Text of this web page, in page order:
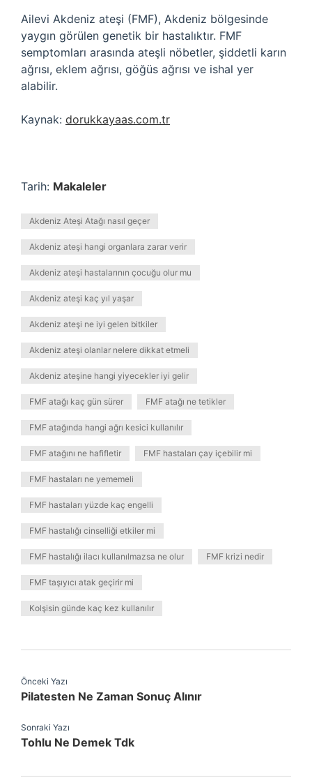
Ailevi Akdeniz ateşi (FMF), Akdeniz bölgesinde
yaygın görülen genetik bir hastalıktır. FMF
semptomları arasında ateşli nöbetler, şiddetli karın
ağrısı, eklem ağrısı, göğüs ağrısı ve ishal yer
alabilir.
Kaynak: dorukkayaas.com.tr
Tarih: Makaleler
Akdeniz Ateşi Atağı nasıl geçer
Akdeniz ateşi hangi organlara zarar verir
Akdeniz ateşi hastalarının çocuğu olur mu
Akdeniz ateşi kaç yıl yaşar
Akdeniz ateşi ne iyi gelen bitkiler
Akdeniz ateşi olanlar nelere dikkat etmeli
Akdeniz ateşine hangi yiyecekler iyi gelir
FMF atağı kaç gün sürer FMF atağı ne tetikler
FMF atağında hangi ağrı kesici kullanılır
FMF atağını ne hafifletir FMF hastaları çay içebilir mi
FMF hastaları ne yememeli
FMF hastaları yüzde kaç engelli
FMF hastalığı cinselliği etkiler mi
FMF hastalığı ilacı kullanılmazsa ne olur FMF krizi nedir
FMF taşıyıcı atak geçirir mi
Kolşisin günde kaç kez kullanılır
Önceki Yazı
Pilatesten Ne Zaman Sonuç Alınır
Sonraki Yazı
Tohlu Ne Demek Tdk